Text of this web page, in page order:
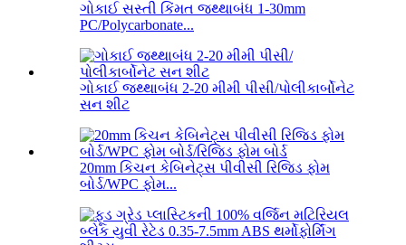
ગોકાઈ સસ્તી કિંમત જથ્થાબંધ 1-30mm
PC/Polycarbonate...
ગોકાઈ જથ્થાબંધ 2-20 મીમી પીસી/પોલીકાર્બોનેટ
સન શીટ
20mm કિચન કેબિનેટ્સ પીવીસી રિજિડ ફોમ
બોર્ડ/WPC ફોમ...